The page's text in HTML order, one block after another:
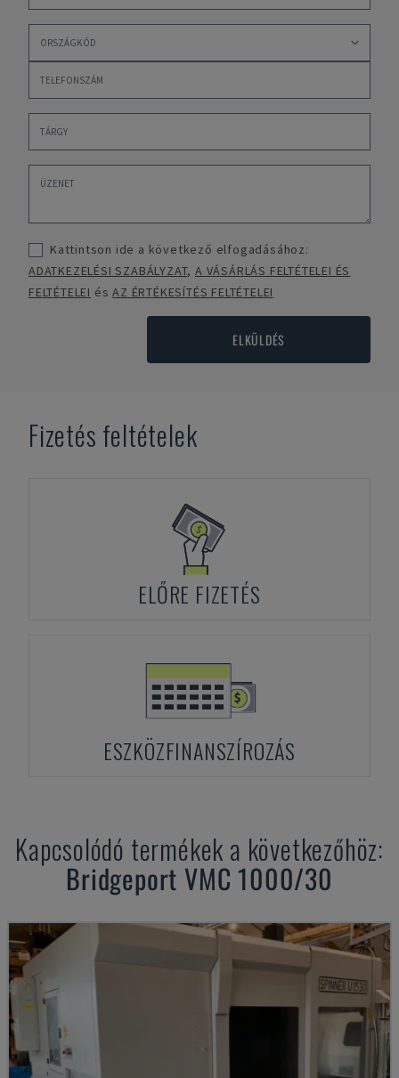
Kattintson ide a következő elfogadásához:
ADATKEZELÉSI SZABÁLYZAT,A VÁSÁRLÁS FELTÉTELEI ÉS
FELTÉTELEI ésAZ ÉRTÉKESÍTÉS FELTÉTELEI
ELKÜLDÉS
Fizetés feltételek
ELŐRE FIZETÉS
ESZKÖZFINANSZÍROZÁS
Kapcsolódó termékek a következőhöz:
Bridgeport VMC 1000/30